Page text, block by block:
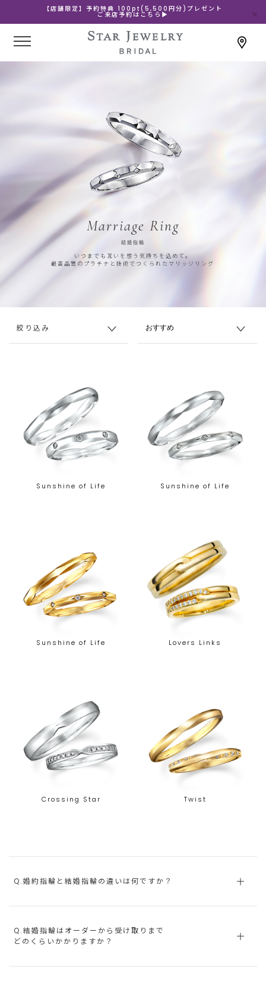
【店舗限定】予約特典 100pt(5,500円分)プレゼント
ご来店予約はこちら▶
Marriage Ring
結婚指輪
いつまでも互いを想う気持ちを込めて。
最高品質のプラチナと技術でつくられたマリッジリング
絞り込み
Sunshine of Life Sunshine of Life
Sunshine of Life Lovers Links
Crossing Star Twist
Q.婚約指輪と結婚指輪の違いは何ですか？
Q.結婚指輪はオーダーから受け取りまで
どのくらいかかりますか？